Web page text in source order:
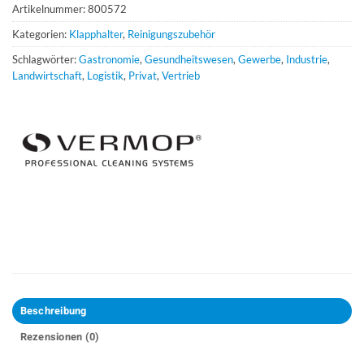
Artikelnummer:800572
Kategorien: Klapphalter, Reinigungszubehör
Schlagwörter:Gastronomie, Gesundheitswesen, Gewerbe, Industrie,
Landwirtschaft, Logistik, Privat, Vertrieb
Beschreibung
Rezensionen (0)